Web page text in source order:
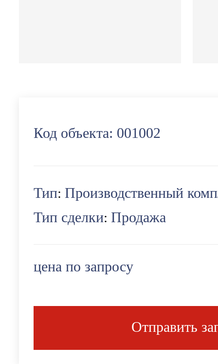
Код объекта: 001002
Тип: Производственный
Тип сделки: Продажа
цена по запросу
Отправить